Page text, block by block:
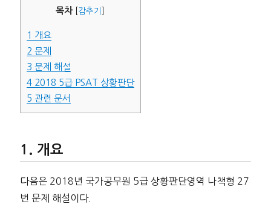
목차 감추기
1 개요
2 문제
3 문제 해설
42018 5급 PSAT 상황판단
5 관련 문서
개요
다음은 2018년 국가공무원 5급 상황판단영역 나책형 27
번 문제 해설이다.